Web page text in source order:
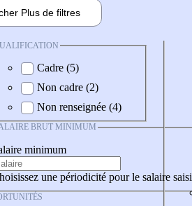
Plus de filtres
Cadre (5)
Non cadre (2)
Non renseignée (4)
BRUT MINIMUM
minimum
une périodicité pour le salaire saisi